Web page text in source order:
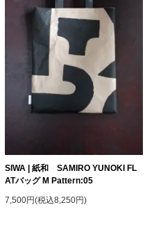
SIWA | 紙和 SAMIRO YUNOKI FL
ATバッグ M Pattern:05
7,500円(税込8,250円)